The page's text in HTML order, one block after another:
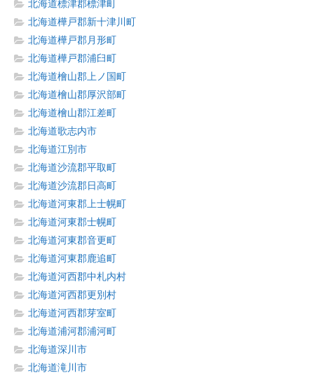
北海道標津郡標津町
北海道樺戸郡新十津川町
北海道樺戸郡月形町
北海道樺戸郡浦臼町
北海道檜山郡上ノ国町
北海道檜山郡厚沢部町
北海道檜山郡江差町
北海道歌志内市
北海道江別市
北海道沙流郡平取町
北海道沙流郡日高町
北海道河東郡上士幌町
北海道河東郡士幌町
北海道河東郡音更町
北海道河東郡鹿追町
北海道河西郡中札内村
北海道河西郡更別村
北海道河西郡芽室町
北海道浦河郡浦河町
北海道深川市
北海道滝川市